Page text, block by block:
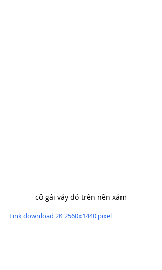
cô gái váy đỏ trên nền xám
Link download 2K 2560x1440 pixel